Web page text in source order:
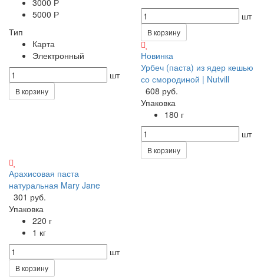
3000 Р
5000 Р
Тип
Карта
Электронный
шт
В корзину
шт
В корзину
Новинка
Урбеч (паста) из ядер кешью
со смородиной | Nutvill
608 руб.
Упаковка
180 г
шт
В корзину
Арахисовая паста
натуральная Mary Jane
301 руб.
Упаковка
220 г
1 кг
шт
В корзину